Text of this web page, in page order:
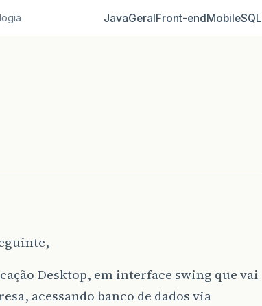
JavaGeralFront‑endMobileSQL
Desktop, em interface swing que vai
acessando banco de dados via